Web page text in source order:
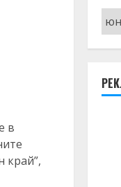
в
край”,